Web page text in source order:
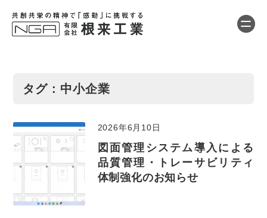
タグ : 中小企業
2026年6月10日
図面管理システム導入による
品質管理・トレーサビリティ
体制強化のお知らせ